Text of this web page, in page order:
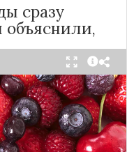
сразу
объяснили,
может обернуться
канал
плодов есть
который играет
защищает ягоды